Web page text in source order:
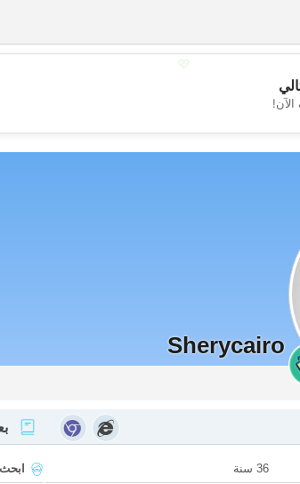
Sherycairo
36 سنة